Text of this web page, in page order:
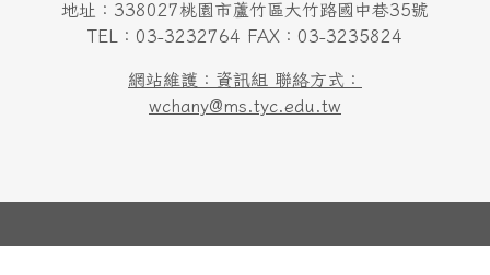
地址：338027桃園市蘆竹區大竹路國中巷35號
TEL：03-3232764 FAX：03-3235824
網站維護：資訊組 聯絡方式：
wchany@ms.tyc.edu.tw